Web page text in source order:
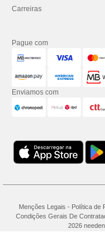
Carreiras
Pague com
Enviamos com
Menções Legais - Política de
Condições Gerais De
2026